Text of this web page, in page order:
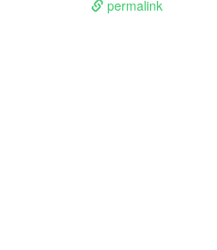
permalink